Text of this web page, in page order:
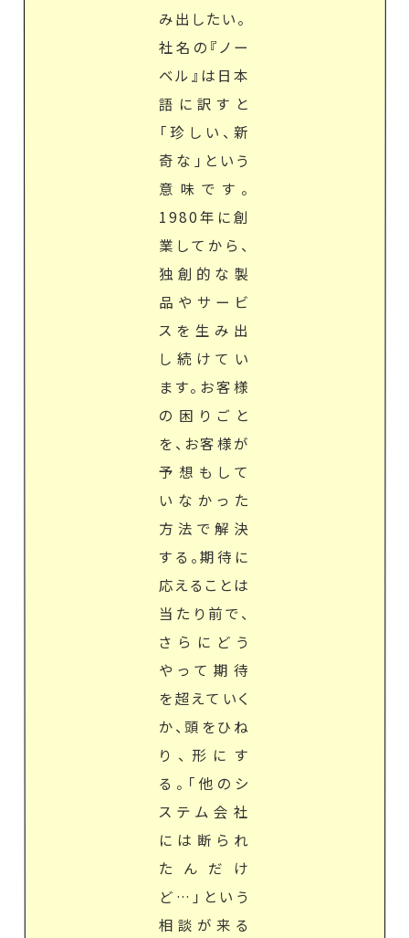
み出したい。
社名の『ノー
ベル』は日本
語に訳すと
「珍しい、新
奇な」という
意味です。
1980年に創
業してから、
独創的な製
品やサービ
スを生み出
し続けてい
ます。お客様
の困りごと
を、お客様が
予想もして
いなかった
方法で解決
する。期待に
応えることは
当たり前で、
さらにどう
やって期待
を超えていく
か、頭をひね
り、形にす
る。「他のシ
ステム会社
には断られ
たんだけ
ど…」という
相談が来る